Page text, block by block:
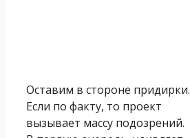
Оставим в стороне придирки.
Если по факту, то проект
вызывает массу подозрений.